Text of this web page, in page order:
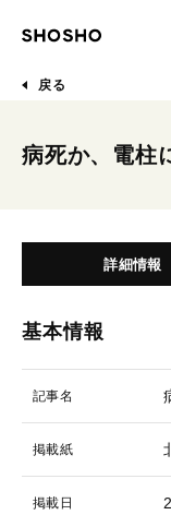
戻る
病死か、電
詳細情報
基本情報
記事名
掲載紙
掲載日